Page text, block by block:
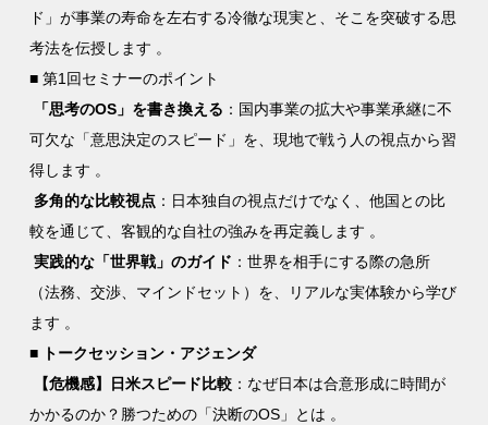
ド」が事業の寿命を左右する冷徹な現実と、そこを突破する思
考法を伝授します 。
■ 第1回セミナーのポイント
「思考のOS」を書き換える ：国内事業の拡大や事業承継に不
可欠な「意思決定のスピード」を、現地で戦う人の視点から習
得します 。
多角的な比較視点 ：日本独自の視点だけでなく、他国との比
較を通じて、客観的な自社の強みを再定義します 。
実践的な「世界戦」のガイド ：世界を相手にする際の急所
（法務、交渉、マインドセット）を、リアルな実体験から学び
ます 。
■ トークセッション・アジェンダ
【危機感】日米スピード比較 ：なぜ日本は合意形成に時間が
かかるのか？勝つための「決断のOS」とは 。